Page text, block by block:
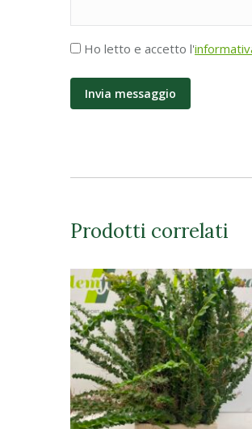
Accettazione
Ho letto e accetto l'
Prodotti correlati